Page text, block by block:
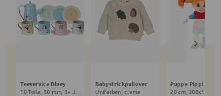
Teeservice Bluey
Babystrickpullover
Unifarben, creme